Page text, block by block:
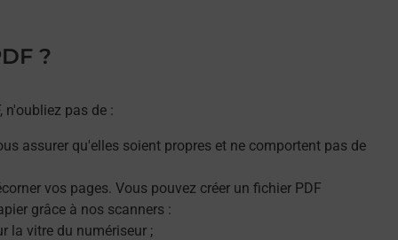
?
n'oubliez pas de :
assurer qu'elles soient propres et ne comportent pas de
vos pages. Vous pouvez créer un fichier PDF
grâce à nos scanners :
la vitre du numériseur ;